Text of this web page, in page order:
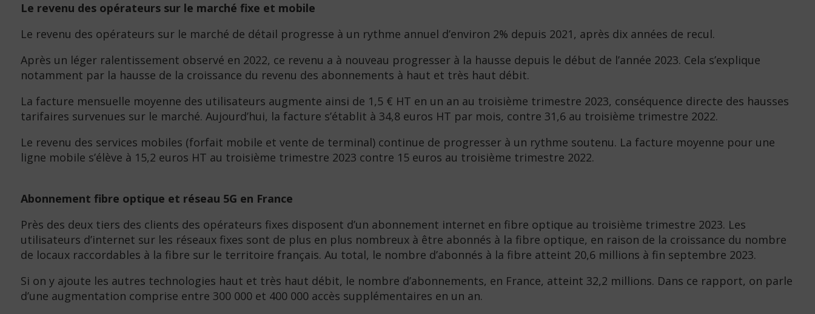
Le revenu des opérateurs sur le marché fixe et mobile
Le revenu des opérateurs sur le marché de détail progresse à un rythme annuel d’environ 2% depuis 2021, après dix années de recul.
Après un léger ralentissement observé en 2022, ce revenu a à nouveau progresser à la hausse depuis le début de l’année 2023. Cela s’explique
notamment par la hausse de la croissance du revenu des abonnements à haut et très haut débit.
La facture mensuelle moyenne des utilisateurs augmente ainsi de 1,5 € HT en un an au troisième trimestre 2023, conséquence directe des hausses
tarifaires survenues sur le marché. Aujourd’hui, la facture s’établit à 34,8 euros HT par mois, contre 31,6 au troisième trimestre 2022.
Le revenu des services mobiles (forfait mobile et vente de terminal) continue de progresser à un rythme soutenu. La facture moyenne pour une
ligne mobile s’élève à 15,2 euros HT au troisième trimestre 2023 contre 15 euros au troisième trimestre 2022.
Abonnement fibre optique et réseau 5G en France
Près des deux tiers des clients des opérateurs fixes disposent d’un abonnement internet en fibre optique au troisième trimestre 2023. Les
utilisateurs d’internet sur les réseaux fixes sont de plus en plus nombreux à être abonnés à la fibre optique, en raison de la croissance du nombre
de locaux raccordables à la fibre sur le territoire français. Au total, le nombre d’abonnés à la fibre atteint 20,6 millions à fin septembre 2023.
Si on y ajoute les autres technologies haut et très haut débit, le nombre d’abonnements, en France, atteint 32,2 millions. Dans ce rapport, on parle
d’une augmentation comprise entre 300 000 et 400 000 accès supplémentaires en un an.